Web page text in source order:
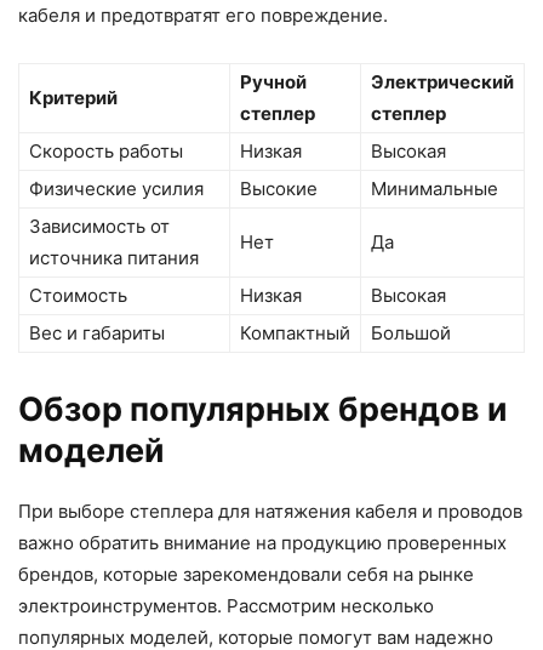
кабеля и предотвратят его повреждение.
Критерий
Ручной
степлер
Электрический
степлер
Скорость работы
Низкая
Высокая
Физические усилия
Высокие
Минимальные
Зависимость от
источника питания
Нет Да
Стоимость Низкая
Высокая
Вес и габариты
Компактный Большой
Обзор популярных брендов и
моделей
При выборе степлера для натяжения кабеля и проводов
важно обратить внимание на продукцию проверенных
брендов, которые зарекомендовали себя на рынке
электроинструментов. Рассмотрим несколько
популярных моделей, которые помогут вам надежно